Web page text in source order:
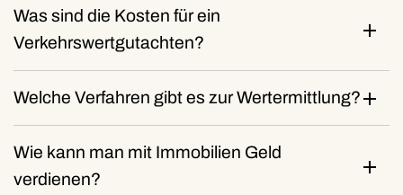
Was sind die Kosten für ein
Verkehrswertgutachten?
Welche Verfahren gibt es zur Wertermittlung?
Wie kann man mit Immobilien Geld
verdienen?